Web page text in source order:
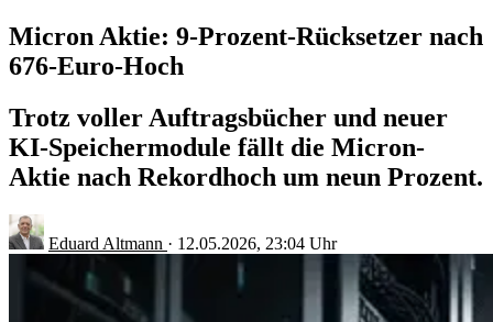
Micron Aktie: 9-Prozent-Rücksetzer nach
676-Euro-Hoch
Trotz voller Auftragsbücher und neuer
KI-Speichermodule fällt die Micron-
Aktie nach Rekordhoch um neun Prozent.
Eduard Altmann · 12.05.2026, 23:04 Uhr